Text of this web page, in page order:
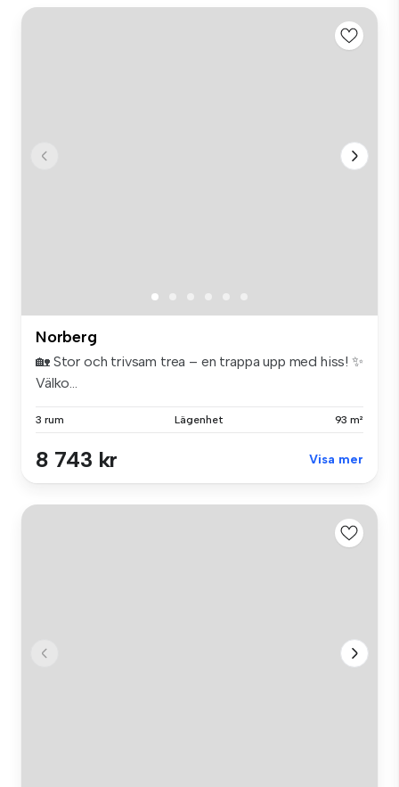
Norberg
🏡 Stor och trivsam trea – en trappa upp med hiss! ✨
Välko...
3 rum Lägenhet 93 m²
8 743 kr Visa mer